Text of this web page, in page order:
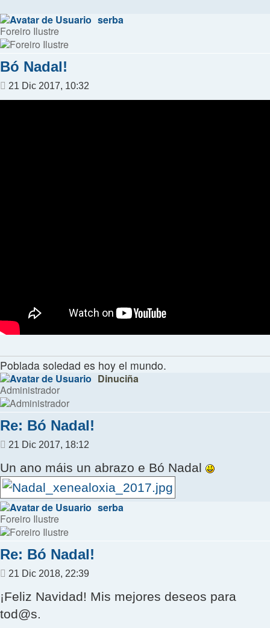
serba
Foreiro Ilustre
Bó Nadal!
Mensaje
21 Dic 2017, 10:32
Poblada soledad es hoy el mundo.
Dinuciña
Administrador
Re: Bó Nadal!
Mensaje
21 Dic 2017, 18:12
Un ano máis un abrazo e Bó Nadal
serba
Foreiro Ilustre
Re: Bó Nadal!
Mensaje
21 Dic 2018, 22:39
¡Feliz Navidad! Mis mejores deseos para
tod@s.